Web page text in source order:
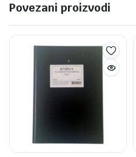
Povezani proizvodi